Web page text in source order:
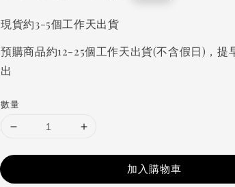
現貨約3-5個工作天出貨
預購商品約12-25個工作天出貨(不含假日)，提
出
數量
加入購物車